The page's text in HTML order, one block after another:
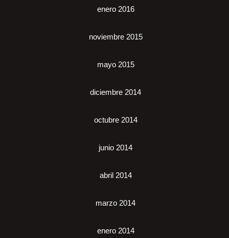
enero 2016
noviembre 2015
mayo 2015
diciembre 2014
octubre 2014
junio 2014
abril 2014
marzo 2014
enero 2014